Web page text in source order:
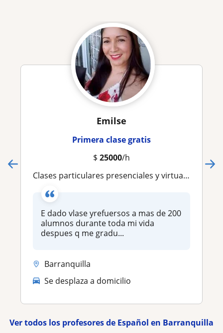
Emilse
Primera clase gratis
$ 25000/h
Clases particulares presenciales y virtuales
E dado vlase yrefuersos a mas de 200
alumnos durante toda mi vida
despues q me gradu...
Barranquilla
Se desplaza a domicilio
Ver todos los profesores de Español en Barranquilla